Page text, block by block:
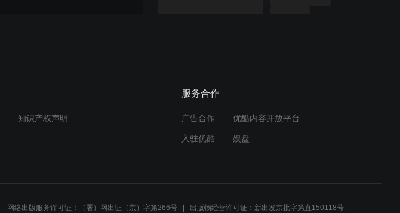
知识产权声明
服务合作
广告合作 优酷内容开放平台
入驻优酷 娱盘
网络出版服务许可证：（署）网出证（京）字第266号 出版物经营许可证：新出发京批字第直150118号